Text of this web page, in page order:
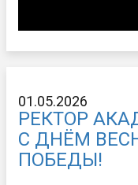
01.05.2026
РЕКТОР
С ДНЁМ
ПОБЕДЫ!